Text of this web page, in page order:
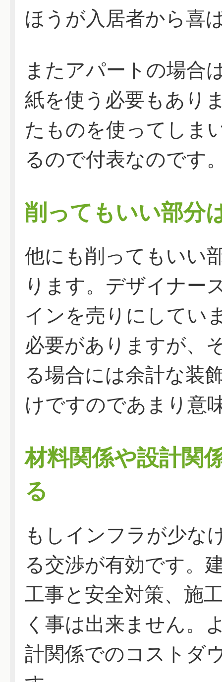
ほうが入居者から喜
またアパートの場合
紙を使う必要もあり
たものを使ってしま
るので付表なのです
削ってもいい部分
他にも削ってもいい
ります。デザイナー
インを売りにしてい
必要がありますが、
る場合には余計な装
けですのであまり意
材料関係や設計関
る
もしインフラが少な
る交渉が有効です。
工事と安全対策、施
く事は出来ません。
計関係でのコストダ